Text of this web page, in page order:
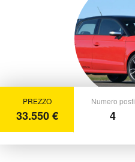
PREZZO
33.550 €
Numero posti
4